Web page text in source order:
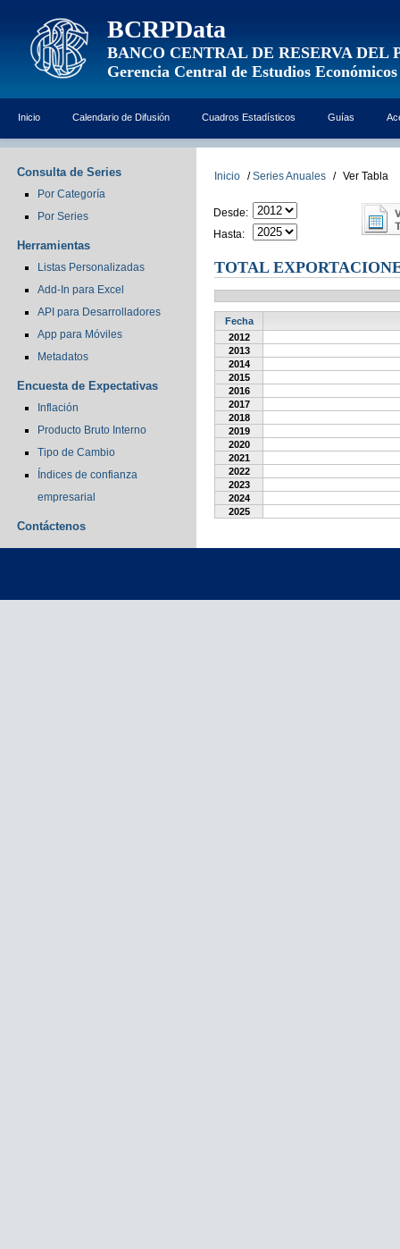
BCRPData
BANCO CENTRAL DE RESERVA DEL
Gerencia Central de Estudios Económicos
Inicio Calendario de Difusión Cuadros Estadísticos Guías
Consulta de Series
Por Categoría
Por Series
Herramientas
Listas Personalizadas
Add-In para Excel
API para Desarrolladores
App para Móviles
Metadatos
Encuesta de Expectativas
Inflación
Producto Bruto Interno
Tipo de Cambio
Índices de confianza
empresarial
Contáctenos
Inicio / Series Anuales / Ver Tabla
Desde:
Hasta:
TOTAL
Fecha
2012
2013
2014
2015
2016
2017
2018
2019
2020
2021
2022
2023
2024
2025